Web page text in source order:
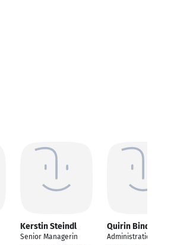
Kerstin Steindl
Senior Managerin
Quirin Binder
Administration Officer